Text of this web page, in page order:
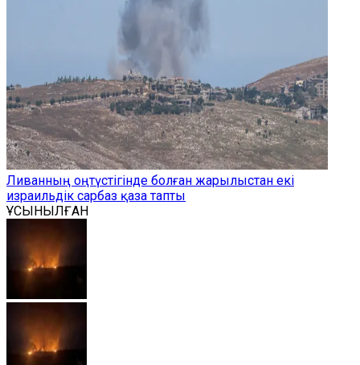
Ливанның оңтүстігінде болған жарылыстан екі
израильдік сарбаз қаза тапты
ҰСЫНЫЛҒАН